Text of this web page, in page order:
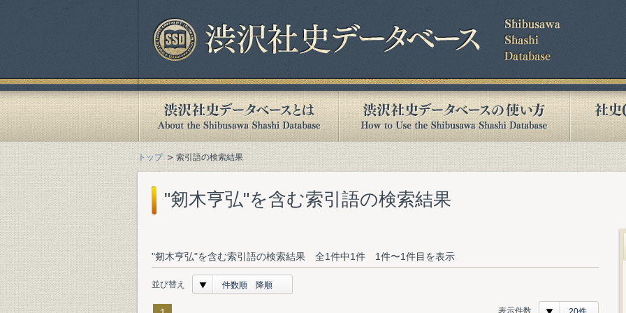
トップ 索引語の検索結果
"剱木亨弘"を含む索引語の検索結果
"剱木亨弘"を含む索引語の検索結果 全1件中1件 1件〜1件目を表示
並び替え 件数順 降順
表示件数